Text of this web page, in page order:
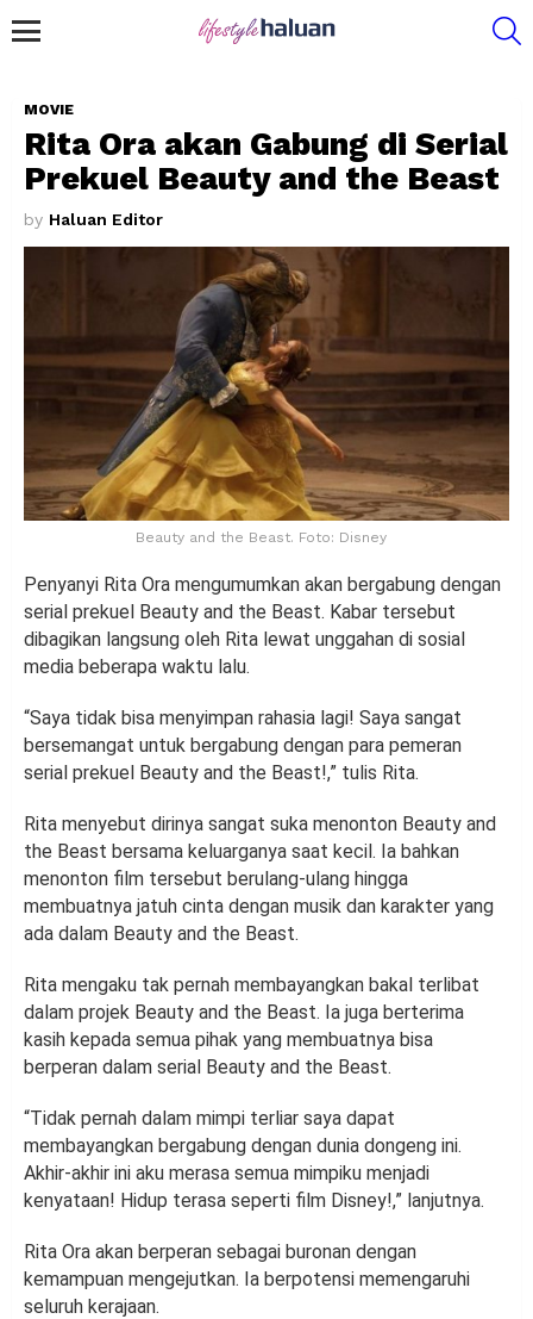
MOVIE
Rita Ora akan Gabung di Serial
Prekuel Beauty and the Beast
by Haluan Editor
Beauty and the Beast. Foto: Disney
Penyanyi Rita Ora mengumumkan akan bergabung dengan
serial prekuel Beauty and the Beast. Kabar tersebut
dibagikan langsung oleh Rita lewat unggahan di sosial
media beberapa waktu lalu.
“Saya tidak bisa menyimpan rahasia lagi! Saya sangat
bersemangat untuk bergabung dengan para pemeran
serial prekuel Beauty and the Beast!,” tulis Rita.
Rita menyebut dirinya sangat suka menonton Beauty and
the Beast bersama keluarganya saat kecil. Ia bahkan
menonton film tersebut berulang-ulang hingga
membuatnya jatuh cinta dengan musik dan karakter yang
ada dalam Beauty and the Beast.
Rita mengaku tak pernah membayangkan bakal terlibat
dalam projek Beauty and the Beast. Ia juga berterima
kasih kepada semua pihak yang membuatnya bisa
berperan dalam serial Beauty and the Beast.
“Tidak pernah dalam mimpi terliar saya dapat
membayangkan bergabung dengan dunia dongeng ini.
Akhir-akhir ini aku merasa semua mimpiku menjadi
kenyataan! Hidup terasa seperti film Disney!,” lanjutnya.
Rita Ora akan berperan sebagai buronan dengan
kemampuan mengejutkan. Ia berpotensi memengaruhi
seluruh kerajaan.